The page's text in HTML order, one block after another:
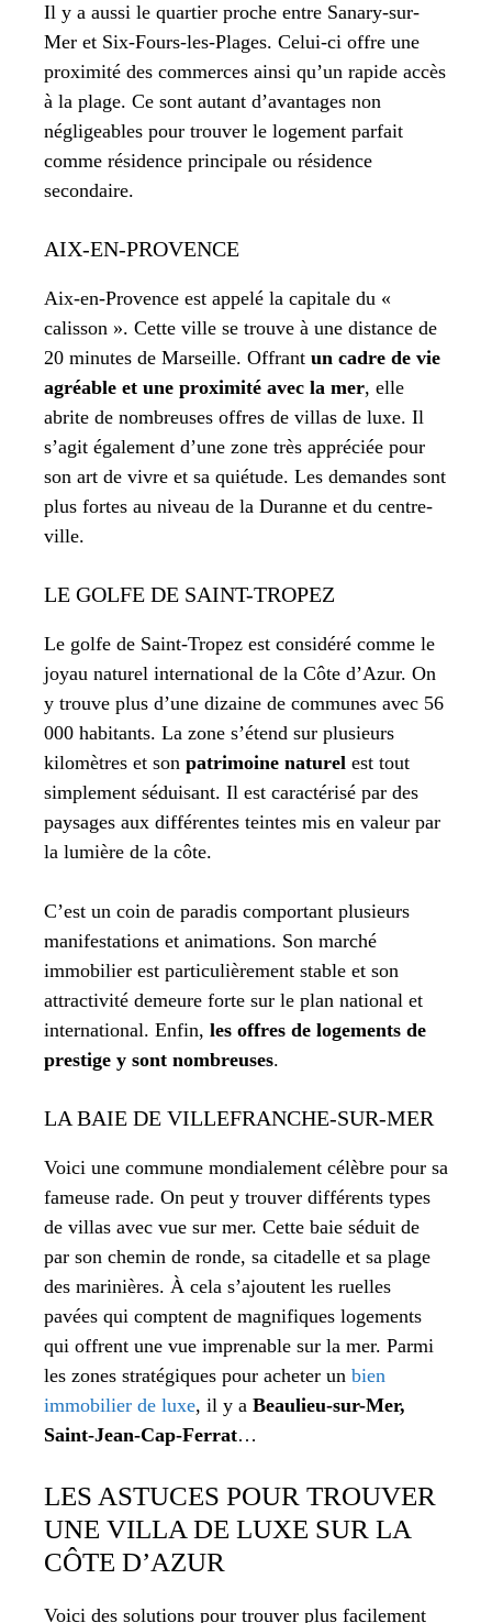
Il y a aussi le quartier proche entre Sanary-sur-
Mer et Six-Fours-les-Plages. Celui-ci offre une
proximité des commerces ainsi qu’un rapide accès
à la plage. Ce sont autant d’avantages non
négligeables pour trouver le logement parfait
comme résidence principale ou résidence
secondaire.
AIX-EN-PROVENCE
Aix-en-Provence est appelé la capitale du «
calisson ». Cette ville se trouve à une distance de
20 minutes de Marseille. Offrant un cadre de vie
agréable et une proximité avec la mer, elle
abrite de nombreuses offres de villas de luxe. Il
s’agit également d’une zone très appréciée pour
son art de vivre et sa quiétude. Les demandes sont
plus fortes au niveau de la Duranne et du centre-
ville.
LE GOLFE DE SAINT-TROPEZ
Le golfe de Saint-Tropez est considéré comme le
joyau naturel international de la Côte d’Azur. On
y trouve plus d’une dizaine de communes avec 56
000 habitants. La zone s’étend sur plusieurs
kilomètres et son patrimoine naturel est tout
simplement séduisant. Il est caractérisé par des
paysages aux différentes teintes mis en valeur par
la lumière de la côte.
C’est un coin de paradis comportant plusieurs
manifestations et animations. Son marché
immobilier est particulièrement stable et son
attractivité demeure forte sur le plan national et
international. Enfin, les offres de logements de
prestige y sont nombreuses.
LA BAIE DE VILLEFRANCHE-SUR-MER
Voici une commune mondialement célèbre pour sa
fameuse rade. On peut y trouver différents types
de villas avec vue sur mer. Cette baie séduit de
par son chemin de ronde, sa citadelle et sa plage
des marinières. À cela s’ajoutent les ruelles
pavées qui comptent de magnifiques logements
qui offrent une vue imprenable sur la mer. Parmi
les zones stratégiques pour acheter un bien
immobilier de luxe, il y a Beaulieu-sur-Mer,
Saint-Jean-Cap-Ferrat…
LES ASTUCES POUR TROUVER
UNE VILLA DE LUXE SUR LA
CÔTE D’AZUR
Voici des solutions pour trouver plus facilement